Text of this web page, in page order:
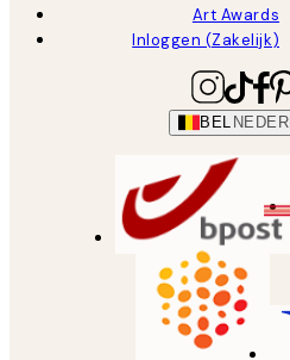
Art Awards
Inloggen (Zakelijk)
BEL